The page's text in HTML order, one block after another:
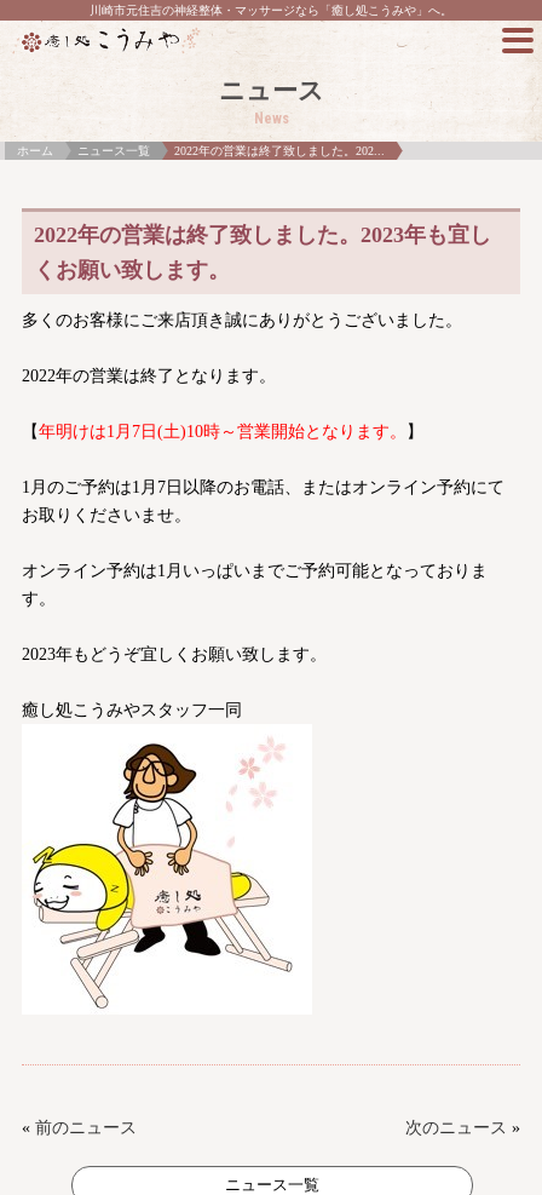
川崎市元住吉の神経整体・マッサージなら「癒し処こうみや」へ。
ニュース
News
ホーム ニュース一覧 2022年の営業は終了致しました。202...
2022年の営業は終了致しました。2023年も宜し
くお願い致します。
多くのお客様にご来店頂き誠にありがとうございました。
2022年の営業は終了となります。
【年明けは1月7日(土)10時～営業開始となります。 】
1月のご予約は1月7日以降のお電話、またはオンライン予約にて
お取りくださいませ。
オンライン予約は1月いっぱいまでご予約可能となっておりま
す。
2023年もどうぞ宜しくお願い致します。
癒し処こうみやスタッフ一同
« 前のニュース 次のニュース »
ニュース一覧